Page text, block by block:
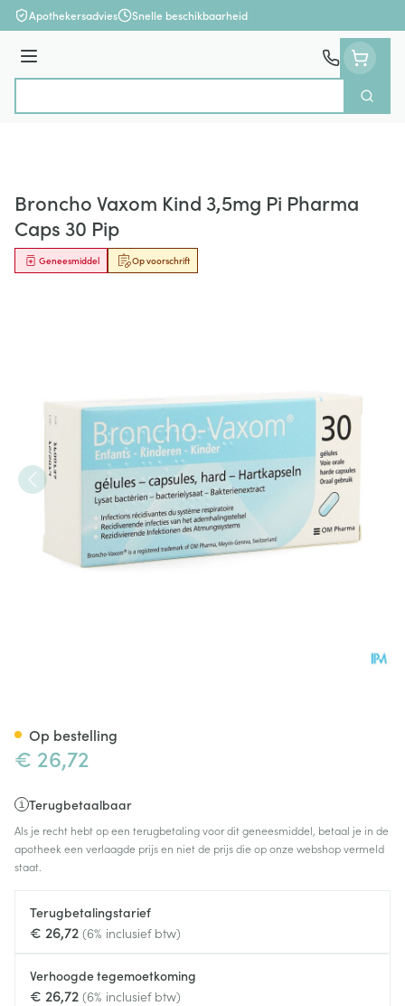
Ga naar de inhoud
Apothekersadvies Snelle beschikbaarheid
Menu
Zoek
Broncho Vaxom Kind 3,5mg Pi Pharma
Caps 30 Pip
Op voorschrift
Geneesmiddel
€ 26,72
Terugbetaalbaar
Als je recht hebt op een terugbetaling voor dit geneesmiddel, betaal je in de
apotheek een verlaagde prijs en niet de prijs die op onze webshop vermeld
staat.
Terugbetalingstarief
€ 26,72 (6% inclusief btw)
Verhoogde tegemoetkoming
€ 26,72 (6% inclusief btw)
Op bestelling